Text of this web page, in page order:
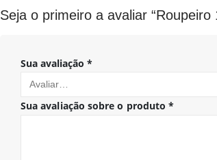
Seja o primeiro a avaliar “Roupeiro
Sua avaliação *
Sua avaliação sobre o produto*